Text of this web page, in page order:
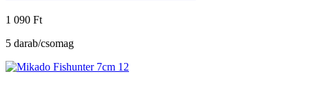
1 090 Ft
5 darab/csomag